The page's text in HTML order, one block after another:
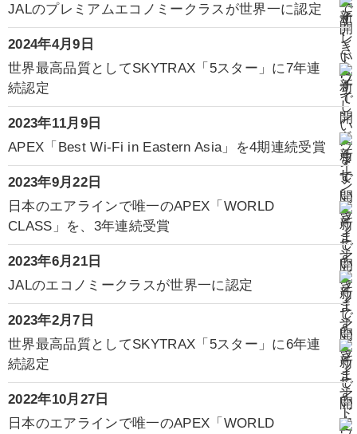
JALのプレミアムエコノミークラスが世界一に認定
2024年4月9日
世界最高品質としてSKYTRAX「5スター」に7年連
続認定
2023年11月9日
APEX「Best Wi-Fi in Eastern Asia」を4期連続受賞
2023年9月22日
日本のエアラインで唯一のAPEX「WORLD
CLASS」を、3年連続受賞
2023年6月21日
JALのエコノミークラスが世界一に認定
2023年2月7日
世界最高品質としてSKYTRAX「5スター」に6年連
続認定
2022年10月27日
日本のエアラインで唯一のAPEX「WORLD